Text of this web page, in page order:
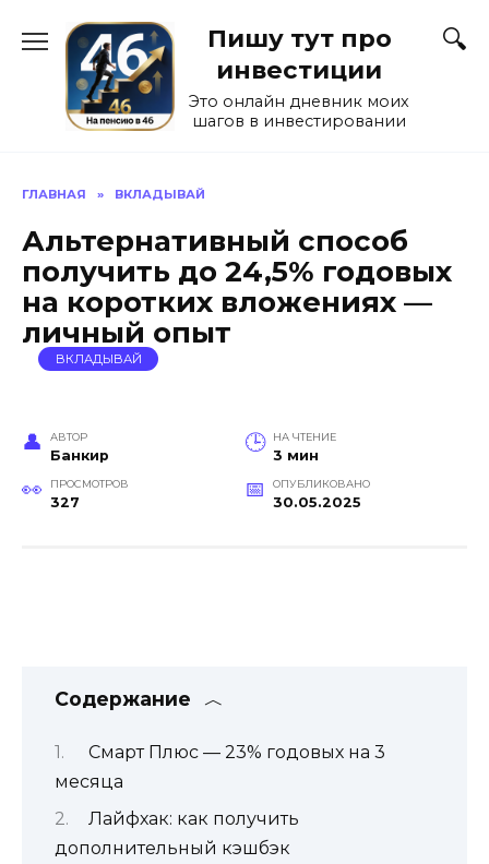
содержанию
Пишу тут про
инвестиции
Это онлайн дневник моих
шагов в инвестировании
ГЛАВНАЯ » ВКЛАДЫВАЙ
Альтернативный способ
получить до 24,5% годовых
на коротких вложениях —
личный опыт
ВКЛАДЫВАЙ
АВТОР
Банкир
НА ЧТЕНИЕ
3 мин
ПРОСМОТРОВ
327
ОПУБЛИКОВАНО
30.05.2025
Содержание
Смарт Плюс — 23% годовых на 3
месяца
Лайфхак: как получить
дополнительный кэшбэк